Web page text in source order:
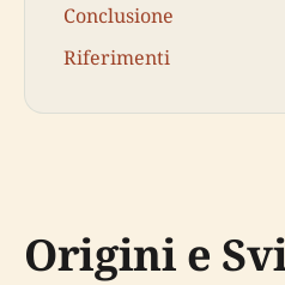
Conclusione
Riferimenti
Origini e